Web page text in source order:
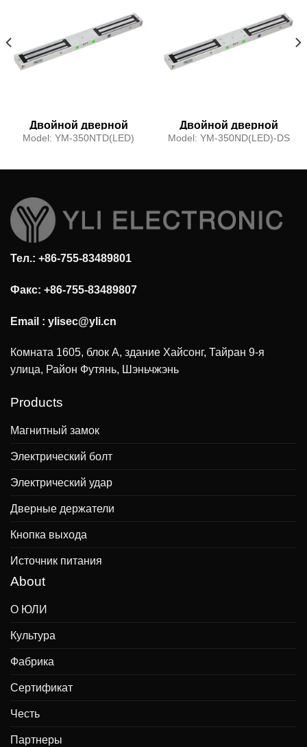
Двойной дверной
магнитный замок
Model: YM-350NTD(LED)
Двойной дверной
магнитный замок
Model: YM-350ND(LED)-DS
Тел.: +86-755-83489801
Факс: +86-755-83489807
Email : ylisec@yli.cn
Комната 1605, блок А, здание Хайсонг, Тайран 9-я
улица, Район Футянь, Шэньчжэнь
Products
Магнитный замок
Электрический болт
Электрический удар
Дверные держатели
Кнопка выхода
Источник питания
About
О ЮЛИ
Культура
Фабрика
Сертификат
Честь
Партнеры